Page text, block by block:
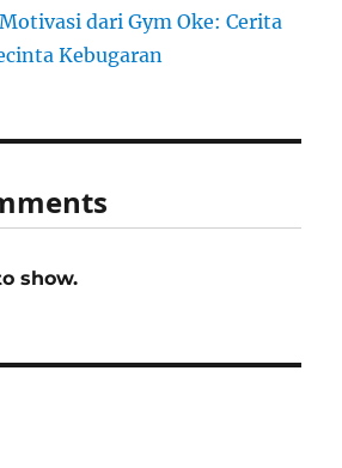
dari Gym Oke: Cerita
Kebugaran
show.